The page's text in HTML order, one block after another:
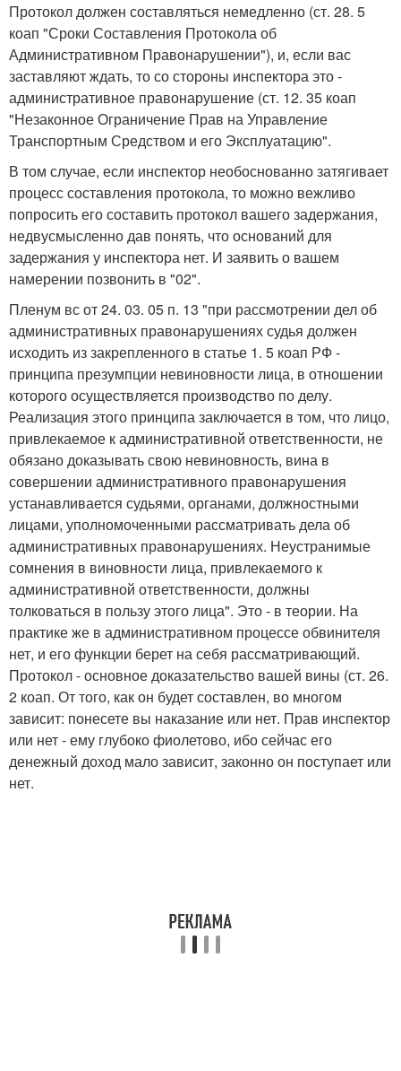
Протокол должен составляться немедленно (ст. 28. 5
коап "Сроки Составления Протокола об
Административном Правонарушении"), и, если вас
заставляют ждать, то со стороны инспектора это -
административное правонарушение (ст. 12. 35 коап
"Незаконное Ограничение Прав на Управление
Транспортным Средством и его Эксплуатацию".
В том случае, если инспектор необоснованно затягивает
процесс составления протокола, то можно вежливо
попросить его составить протокол вашего задержания,
недвусмысленно дав понять, что оснований для
задержания у инспектора нет. И заявить о вашем
намерении позвонить в "02".
Пленум вс от 24. 03. 05 п. 13 "при рассмотрении дел об
административных правонарушениях судья должен
исходить из закрепленного в статье 1. 5 коап РФ -
принципа презумпции невиновности лица, в отношении
которого осуществляется производство по делу.
Реализация этого принципа заключается в том, что лицо,
привлекаемое к административной ответственности, не
обязано доказывать свою невиновность, вина в
совершении административного правонарушения
устанавливается судьями, органами, должностными
лицами, уполномоченными рассматривать дела об
административных правонарушениях. Неустранимые
сомнения в виновности лица, привлекаемого к
административной ответственности, должны
толковаться в пользу этого лица". Это - в теории. На
практике же в административном процессе обвинителя
нет, и его функции берет на себя рассматривающий.
Протокол - основное доказательство вашей вины (ст. 26.
2 коап. От того, как он будет составлен, во многом
зависит: понесете вы наказание или нет. Прав инспектор
или нет - ему глубоко фиолетово, ибо сейчас его
денежный доход мало зависит, законно он поступает или
нет.